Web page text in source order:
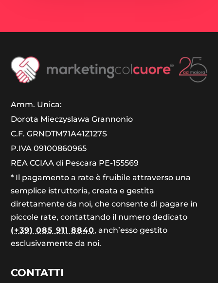
Amm. Unica:
Dorota Mieczyslawa Grannonio
C.F. GRNDTM71A41Z127S
P.IVA 09100860965
REA CCIAA di Pescara PE-155569
* Il pagamento a rate è fruibile attraverso una
semplice istruttoria, creata e gestita
direttamente da noi, che consente di pagare in
piccole rate, contattando il numero dedicato
(+39) 085 911 8840, anch’esso gestito
esclusivamente da noi.
CONTATTI